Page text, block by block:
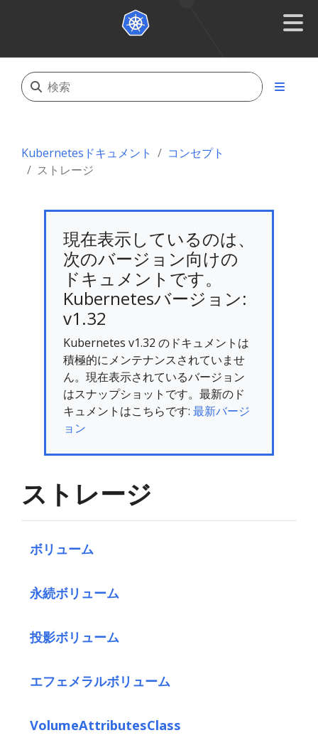
Kubernetesドキュメント
コンセプト
ストレージ
現在表示しているのは、
次のバージョン向けの
ドキュメントです。
Kubernetesバージョン:
v1.32
Kubernetes v1.32 のドキュメントは
積極的にメンテナンスされていませ
ん。現在表示されているバージョン
はスナップショットです。最新のド
キュメントはこちらです: 最新バージ
ョン
ストレージ
ボリューム
永続ボリューム
投影ボリューム
エフェメラルボリューム
VolumeAttributesClass